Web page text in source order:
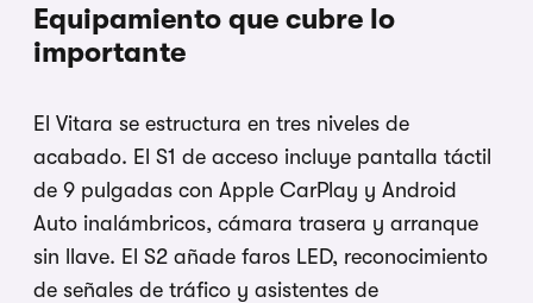
Equipamiento que cubre lo
importante
El Vitara se estructura en tres niveles de
acabado. El S1 de acceso incluye pantalla táctil
de 9 pulgadas con Apple CarPlay y Android
Auto inalámbricos, cámara trasera y arranque
sin llave. El S2 añade faros LED, reconocimiento
de señales de tráfico y asistentes de